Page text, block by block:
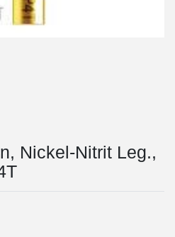
Nickel-Nitrit Leg.,